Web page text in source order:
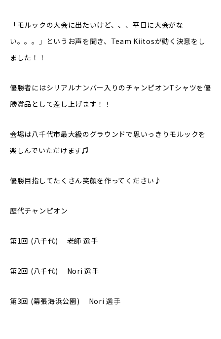
「モルックの大会に出たいけど、、、平日に大会がな
い。。。」というお声を聞き、Team Kiitosが動く決意をし
ました！！
優勝者にはシリアルナンバー入りのチャンピオンTシャツを優
勝賞品として差し上げます！！
会場は八千代市最大級のグラウンドで思いっきりモルックを
楽しんでいただけます♫
優勝目指してたくさん笑顔を作ってください♪
歴代チャンピオン
第1回 (八千代) 老師 選手
第2回 (八千代) Nori 選手
第3回 (幕張海浜公園) Nori 選手